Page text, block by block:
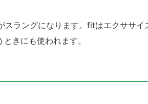
ラングになります。fitはエクササイ
きにも使われます。